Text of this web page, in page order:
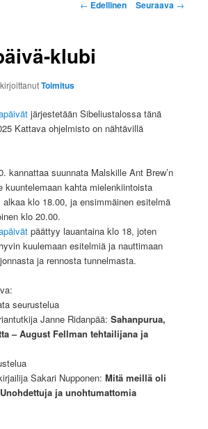
Artikkelien
← Edellinen Seuraava →
klubi
Toimitus
järjestetään Sibeliustalossa tänä
Kattava ohjelmisto on nähtävillä
kannattaa suunnata Malskille Ant Brew’n
kuuntelemaan kahta mielenkiintoista
klo 18.00, ja ensimmäinen esitelmä
klo 20.00.
päättyy lauantaina klo 18, joten
kuulemaan esitelmiä ja nauttimaan
ja rennosta tunnelmasta.
seurustelua
Janne Ridanpää:Sahanpurua,
– August Fellman tehtailijana ja
Sakari Nupponen:Mitä meillä oli
ja unohtumattomia